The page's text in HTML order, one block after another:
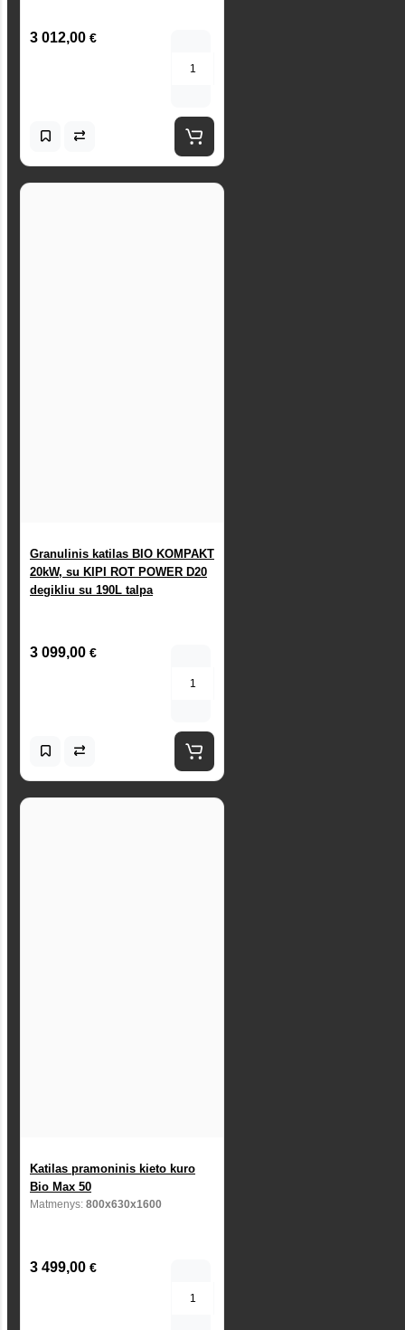
3 012,00 €
Granulinis katilas BIO KOMPAKT
20kW, su KIPI ROT POWER D20
degikliu su 190L talpa
3 099,00 €
Katilas pramoninis kieto kuro
Bio Max 50
Matmenys: 800x630x1600
3 499,00 €